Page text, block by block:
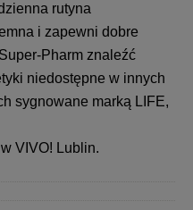
rutyna
i zapewni dobre
Pharm znaleźć
niedostępne w innych
sygnowane marką LIFE,
VIVO! Lublin.